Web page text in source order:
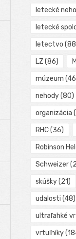
letecké
letecké
letectvo
LZ (86) MI
múzeum
nehody(80)
organizácia
RHC(36)
Robinson
Schweizer
skúšky(21)
udalosti (48)
ultraľahké
vrtuľníky